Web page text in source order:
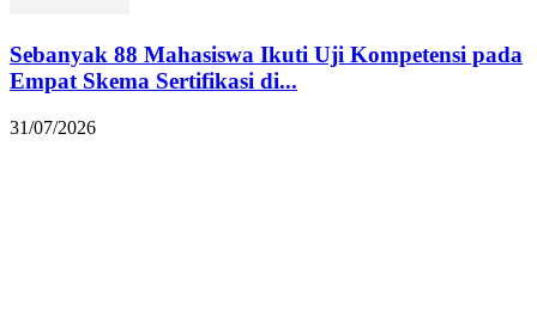
Sebanyak 88 Mahasiswa Ikuti Uji Kompetensi pada
Empat Skema Sertifikasi di...
31/07/2026